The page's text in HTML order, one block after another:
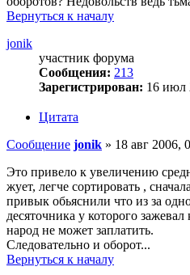
Вернуться к началу
jonik
участник форума
Сообщения: 213
Зарегистрирован: 16 июл
Цитата
Сообщение jonik » 18 авг 2006,
Это привело к увеличению
жует, легче сортировать ,
привык обьяснили что из за
десяточника у которого
народ не может заплатить.
Следовательно и оборот...
Вернуться к началу